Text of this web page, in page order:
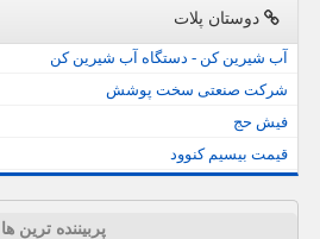
دوستان پلات
آب شیرین کن - دستگاه آب شیرین کن
شرکت صنعتی سخت پوشش
فیش حج
قیمت بیسیم کنوود
پربیننده ترین ها